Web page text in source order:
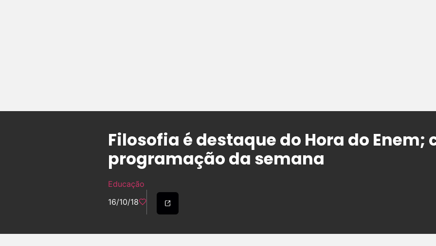
Filosofia é destaque do Hora do Enem;
programação da semana
Educação
16/10/18